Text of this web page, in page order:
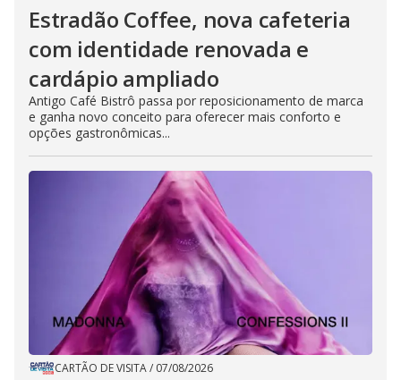
Estradão Coffee, nova cafeteria
com identidade renovada e
cardápio ampliado
Antigo Café Bistrô passa por reposicionamento de marca
e ganha novo conceito para oferecer mais conforto e
opções gastronômicas...
CARTÃO DE VISITA/ 07/08/2026